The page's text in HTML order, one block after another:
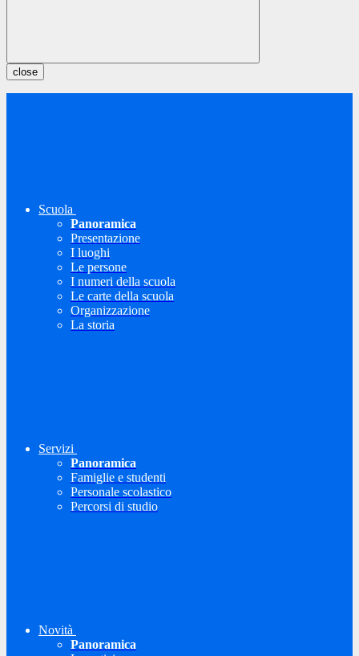
close
Scuola
Panoramica
Presentazione
I luoghi
Le persone
I numeri della scuola
Le carte della scuola
Organizzazione
La storia
Servizi
Panoramica
Famiglie e studenti
Personale scolastico
Percorsi di studio
Novità
Panoramica